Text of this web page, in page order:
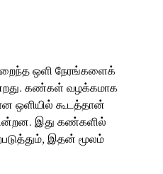
ஒளி நேரங்களைக்
கண்கள் வழக்கமாக
ஒளியில் கூடத்தான்
இது கண்களில்
இதன் மூலம்